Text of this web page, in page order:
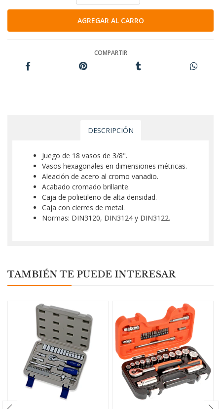
COMPARTIR
DESCRIPCIÓN
Juego de 18 vasos de 3/8".
Vasos hexagonales en dimensiones métricas.
Aleación de acero al cromo vanadio.
Acabado cromado brillante.
Caja de polietileno de alta densidad.
Caja con cierres de metal.
Normas: DIN3120, DIN3124 y DIN3122.
TAMBIÉN TE PUEDE INTERESAR